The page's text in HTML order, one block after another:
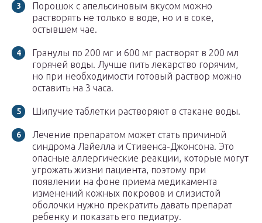
Порошок с апельсиновым вкусом можно
растворять не только в воде, но и в соке,
остывшем чае.
Гранулы по 200 мг и 600 мг растворят в 200 мл
горячей воды. Лучше пить лекарство горячим,
но при необходимости готовый раствор можно
оставить на 3 часа.
Шипучие таблетки растворяют в стакане воды.
Лечение препаратом может стать причиной
синдрома Лайелла и Стивенса-Джонсона. Это
опасные аллергические реакции, которые могут
угрожать жизни пациента, поэтому при
появлении на фоне приема медикамента
изменений кожных покровов и слизистой
оболочки нужно прекратить давать препарат
ребенку и показать его педиатру.